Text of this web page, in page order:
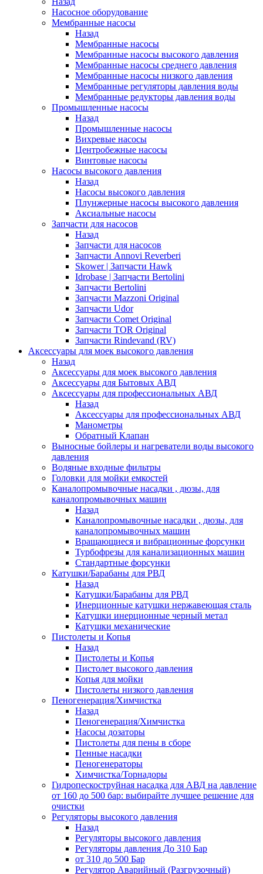
Насосное оборудование
Мембранные насосы
Назад
Мембранные насосы
Мембранные насосы высокого давления
Мембранные насосы среднего давления
Мембранные насосы низкого давления
Мембранные регуляторы давления воды
Мембранные редукторы давления воды
Промышленные насосы
Назад
Промышленные насосы
Вихревые насосы
Центробежные насосы
Винтовые насосы
Насосы высокого давления
Назад
Насосы высокого давления
Плунжерные насосы высокого давления
Аксиальные насосы
Запчасти для насосов
Назад
Запчасти для насосов
Запчасти Annovi Reverberi
Skower | Запчасти Hawk
Idrobase | Запчасти Bertolini
Запчасти Bertolini
Запчасти Mazzoni Original
Запчасти Udor
Запчасти Comet Original
Запчасти TOR Original
Запчасти Rindevand (RV)
Аксессуары для моек высокого давления
Назад
Аксессуары для моек высокого давления
Аксессуары для Бытовых АВД
Аксессуары для профессиональных АВД
Назад
Аксессуары для профессиональных АВД
Манометры
Обратный Клапан
Выносные бойлеры и нагреватели воды высокого
давления
Водяные входные фильтры
Головки для мойки емкостей
Каналопромывочные насадки , дюзы, для
каналопромывочных машин
Назад
Каналопромывочные насадки , дюзы, для
каналопромывочных машин
Вращающиеся и вибрационные форсунки
Турбофрезы для канализационных машин
Стандартные форсунки
Катушки/Барабаны для РВД
Назад
Катушки/Барабаны для РВД
Инерционные катушки нержавеющая сталь
Катушки инерционные черный метал
Катушки механические
Пистолеты и Копья
Назад
Пистолеты и Копья
Пистолет высокого давления
Копья для мойки
Пистолеты низкого давления
Пеногенерация/Химчистка
Назад
Пеногенерация/Химчистка
Насосы дозаторы
Пистолеты для пены в сборе
Пенные насадки
Пеногенераторы
Химчистка/Торнадоры
Гидропескоструйная насадка для АВД на давление
от 160 до 500 бар: выбирайте лучшее решение для
очистки
Регуляторы высокого давления
Назад
Регуляторы высокого давления
Регуляторы давления До 310 Бар
от 310 до 500 Бар
Регулятор Аварийный (Разгрузочный)